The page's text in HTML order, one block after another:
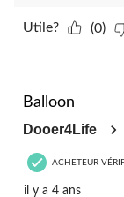
Utile? (0)
Balloon
Dooer4Life
ACHETEUR
il y a 4 ans